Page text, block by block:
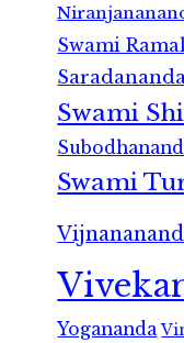
Swami
Swami
Swami
Yogananda